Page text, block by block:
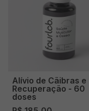
Alívio de Cãibras e
Recuperação - 60
doses